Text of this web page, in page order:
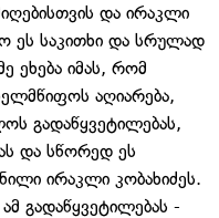
და ირაკლი
ეს საკითხი და სრულად
ეხება იმას, რომ
აღიარება,
გადაწყვეტილებას,
და სწორედ ეს
ირაკლი კობახიძეს.
გადაწყვეტილებას -